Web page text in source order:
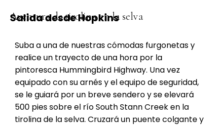
Aventura de tirolina en la selva
Salida desde Hopkins
Suba a una de nuestras cómodas furgonetas y
realice un trayecto de una hora por la
pintoresca Hummingbird Highway. Una vez
equipado con su arnés y el equipo de seguridad,
se le guiará por un breve sendero y se elevará
500 pies sobre el río South Stann Creek en la
tirolina de la selva. Cruzará un puente colgante y